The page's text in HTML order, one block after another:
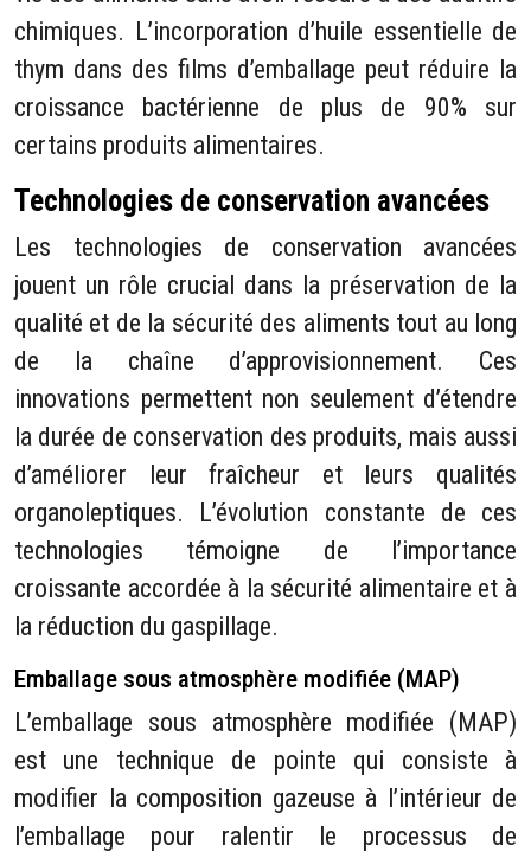
chimiques. L’incorporation d’huile essentielle de
thym dans des films d’emballage peut réduire la
croissance bactérienne de plus de 90% sur
certains produits alimentaires.
Technologies de conservation avancées
Les technologies de conservation avancées
jouent un rôle crucial dans la préservation de la
qualité et de la sécurité des aliments tout au long
de la chaîne d’approvisionnement. Ces
innovations permettent non seulement d’étendre
la durée de conservation des produits, mais aussi
d’améliorer leur fraîcheur et leurs qualités
organoleptiques. L’évolution constante de ces
technologies témoigne de l’importance
croissante accordée à la sécurité alimentaire et à
la réduction du gaspillage.
Emballage sous atmosphère modifiée (MAP)
L’emballage sous atmosphère modifiée (MAP)
est une technique de pointe qui consiste à
modifier la composition gazeuse à l’intérieur de
l’emballage pour ralentir le processus de